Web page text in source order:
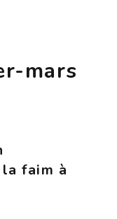
mars
faim à